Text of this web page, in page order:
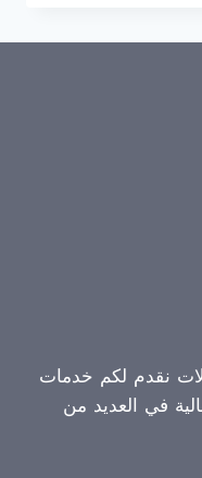
نقدم لكم خدمات
في العديد من